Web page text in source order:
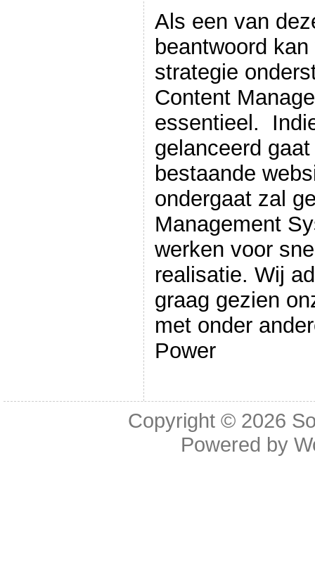
Als een van
beantwoord
strategie
Content
essentieel.
gelanceerd
bestaande
ondergaat zal
Management
werken voor
realisatie. Wij
graag gezien
met onder
Power
Copyright © 2026
Powered by